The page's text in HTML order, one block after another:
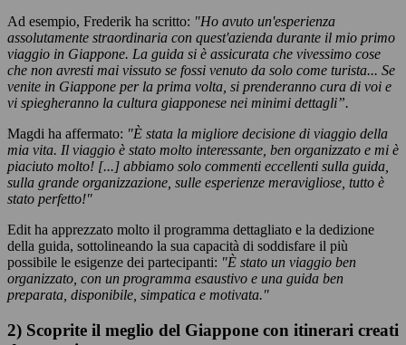
Ad esempio, Frederik ha scritto: "Ho avuto un'esperienza
assolutamente straordinaria con quest'azienda durante il mio primo
viaggio in Giappone. La guida si è assicurata che vivessimo cose
che non avresti mai vissuto se fossi venuto da solo come turista... Se
venite in Giappone per la prima volta, si prenderanno cura di voi e
vi spiegheranno la cultura giapponese nei minimi dettagli”.
Magdi ha affermato: "È stata la migliore decisione di viaggio della
mia vita. Il viaggio è stato molto interessante, ben organizzato e mi è
piaciuto molto! [...] abbiamo solo commenti eccellenti sulla guida,
sulla grande organizzazione, sulle esperienze meravigliose, tutto è
stato perfetto!"
Edit ha apprezzato molto il programma dettagliato e la dedizione
della guida, sottolineando la sua capacità di soddisfare il più
possibile le esigenze dei partecipanti: "È stato un viaggio ben
organizzato, con un programma esaustivo e una guida ben
preparata, disponibile, simpatica e motivata."
2) Scoprite il meglio del Giappone con itinerari creati